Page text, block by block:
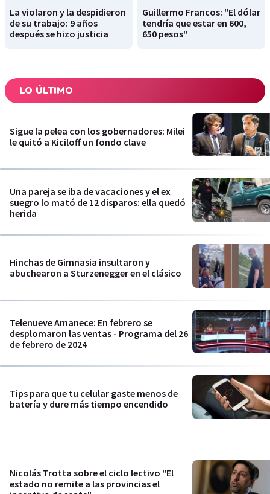
La violaron y la despidieron
de su trabajo: 9 años
después se hizo justicia
Guillermo Francos: "El dólar
tendría que estar en 600,
650 pesos"
LO ÚLTIMO
Sigue la pelea con los gobernadores: Milei
le quitó a Kiciloff un fondo clave
Una pareja se iba de vacaciones y el ex
suegro lo mató de 12 disparos: ella quedó
herida
Hinchas de Gimnasia insultaron y
abuchearon a Sturzenegger en el clásico
Telenueve Amanece: En febrero se
desplomaron las ventas - Programa del 26
de febrero de 2024
Tips para que tu celular gaste menos de
batería y dure más tiempo encendido
Nicolás Trotta sobre el ciclo lectivo "El
estado no remite a las provincias el